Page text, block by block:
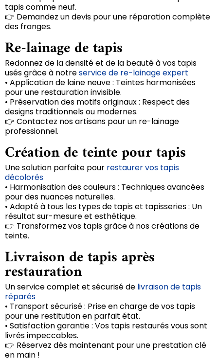
tapis comme neuf.
👉 Demandez un devis pour une réparation complète
des franges.
Re-lainage de tapis
Redonnez de la densité et de la beauté à vos tapis
usés grâce à notreservice de re-lainage expert
• Application de laine neuve : Teintes harmonisées
pour une restauration invisible.
• Préservation des motifs originaux : Respect des
designs traditionnels ou modernes.
👉 Contactez nos artisans pour un re-lainage
professionnel.
Création de teinte pour tapis
Une solution parfaite pour restaurer vos tapis
décolorés
• Harmonisation des couleurs : Techniques avancées
pour des nuances naturelles.
• Adapté à tous les types de tapis et tapisseries : Un
résultat sur-mesure et esthétique.
👉 Transformez vos tapis grâce à nos créations de
teinte.
Livraison de tapis après
restauration
Un service complet et sécurisé de livraison de tapis
réparés
• Transport sécurisé : Prise en charge de vos tapis
pour une restitution en parfait état.
• Satisfaction garantie : Vos tapis restaurés vous sont
livrés impeccables.
👉 Réservez dès maintenant pour une prestation clé
en main !